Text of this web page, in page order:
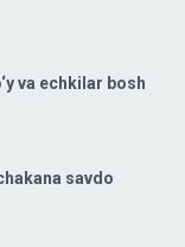
va echkilar bosh
savdo